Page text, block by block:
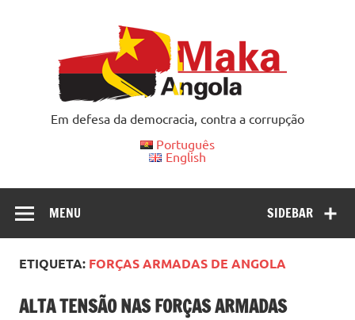
Em defesa da democracia, contra a corrupção
Português
English
SIDEBAR
MENU
ETIQUETA: FORÇAS ARMADAS DE ANGOLA
ALTA TENSÃO NAS FORÇAS ARMADAS